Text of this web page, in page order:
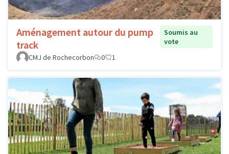
Aménagement autour du pump
track
Soumis au
vote
CMJ de Rochecorbon
0 1